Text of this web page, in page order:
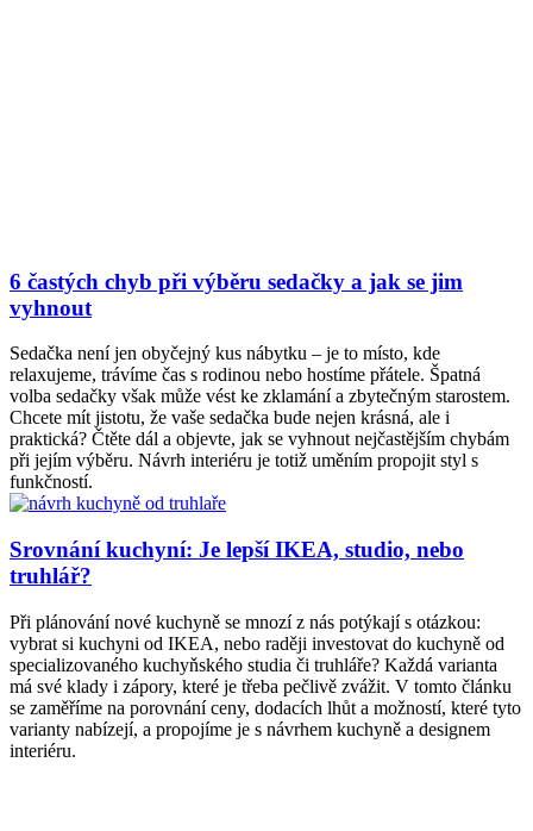
6 častých chyb při výběru sedačky a jak se jim
vyhnout
Sedačka není jen obyčejný kus nábytku – je to místo, kde
relaxujeme, trávíme čas s rodinou nebo hostíme přátele. Špatná
volba sedačky však může vést ke zklamání a zbytečným starostem.
Chcete mít jistotu, že vaše sedačka bude nejen krásná, ale i
praktická? Čtěte dál a objevte, jak se vyhnout nejčastějším chybám
při jejím výběru. Návrh interiéru je totiž uměním propojit styl s
funkčností.
Srovnání kuchyní: Je lepší IKEA, studio, nebo
truhlář?
Při plánování nové kuchyně se mnozí z nás potýkají s otázkou:
vybrat si kuchyni od IKEA, nebo raději investovat do kuchyně od
specializovaného kuchyňského studia či truhláře? Každá varianta
má své klady i zápory, které je třeba pečlivě zvážit. V tomto článku
se zaměříme na porovnání ceny, dodacích lhůt a možností, které tyto
varianty nabízejí, a propojíme je s návrhem kuchyně a designem
interiéru.